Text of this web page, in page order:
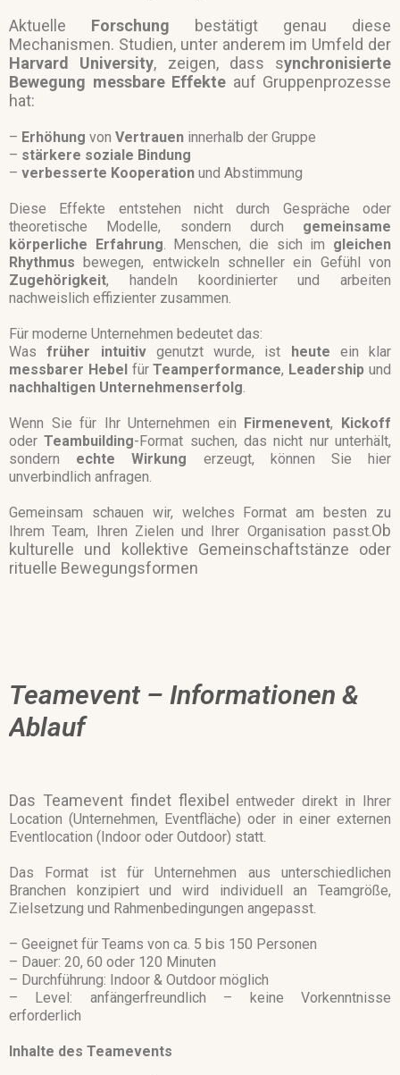
Aktuelle Forschung bestätigt genau diese
Mechanismen. Studien, unter anderem im Umfeld der
Harvard University, zeigen, dass synchronisierte
Bewegung messbare Effekte auf Gruppenprozesse
hat:
– Erhöhung von Vertrauen innerhalb der Gruppe
– stärkere soziale Bindung
– verbesserte Kooperation und Abstimmung
Diese Effekte entstehen nicht durch Gespräche oder
theoretische Modelle, sondern durch gemeinsame
körperliche
Erfahrung. Menschen, die sich im gleichen
Rhythmus bewegen, entwickeln schneller ein Gefühl von
Zugehörigkeit, handeln koordinierter und arbeiten
nachweislich effizienter zusammen.
Für moderne Unternehmen bedeutet das:
Wasfrüher intuitivgenutzt wurde, ist heute ein klar
messbarer Hebel fürTeamperformance, Leadership und
nachhaltigen Unternehmenserfolg.
Wenn Sie für Ihr Unternehmen ein Firmenevent,
Kickoff
oderTeambuilding-Format suchen, das nicht nur unterhält,
sondern echte Wirkung erzeugt, können Sie hier
unverbindlich anfragen.
Gemeinsam schauen wir, welches Format am besten zu
Ihrem Team, Ihren Zielen und Ihrer Organisation passt.Ob
kulturelle und kollektive Gemeinschaftstänze oder
rituelle Bewegungsformen
Teamevent – Informationen &
Ablauf
Das Teamevent findet flexibelentweder direkt in Ihrer
Location (Unternehmen, Eventfläche) oder in einer externen
Eventlocation (Indoor oder Outdoor) statt.
Das Format ist für Unternehmen aus unterschiedlichen
Branchen konzipiert und wird individuell an Teamgröße,
Zielsetzung und Rahmenbedingungen angepasst.
– Geeignet für Teams von ca. 5 bis 150 Personen
– Dauer: 20, 60 oder 120 Minuten
– Durchführung: Indoor & Outdoor möglich
– Level: anfängerfreundlich – keine Vorkenntnisse
erforderlich
Inhalte des Teamevents